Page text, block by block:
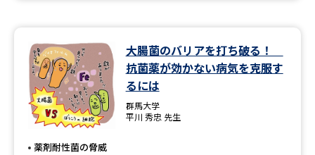
大腸菌のバリアを打ち破る！
抗菌薬が効かない病気を克服す
るには
群馬大学
平川 秀忠 先生
薬剤耐性菌の脅威